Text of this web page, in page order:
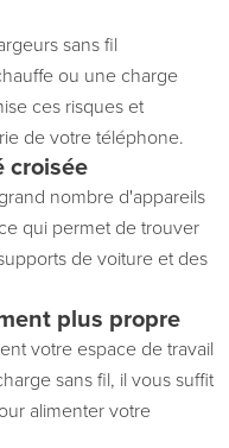
sans fil
ou une charge
ces risques et
de votre téléphone.
croisée
nombre d'appareils
qui permet de trouver
de voiture et des
plus propre
votre espace de travail
sans fil, il vous suffit
alimenter votre